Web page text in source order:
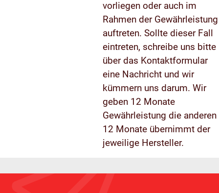
vorliegen oder auch im
Rahmen der Gewährleistung
auftreten. Sollte dieser Fall
eintreten, schreibe uns bitte
über das Kontaktformular
eine Nachricht und wir
kümmern uns darum. Wir
geben 12 Monate
Gewährleistung die anderen
12 Monate übernimmt der
jeweilige Hersteller.